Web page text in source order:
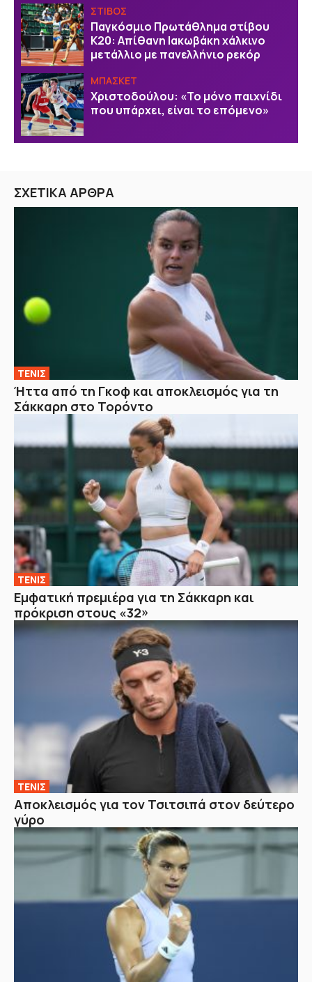
ΣΤΙΒΟΣ
Παγκόσμιο Πρωτάθλημα στίβου
Κ20: Απίθανη Ιακωβάκη χάλκινο
μετάλλιο με πανελλήνιο ρεκόρ
ΜΠΑΣΚΕΤ
Χριστοδούλου: «Το μόνο παιχνίδι
που υπάρχει, είναι το επόμενο»
ΣΧΕΤΙΚΑ ΑΡΘΡΑ
ΤΕΝΙΣ
Ήττα από τη Γκοφ και αποκλεισμός για τη
Σάκκαρη στο Τορόντο
ΤΕΝΙΣ
Εμφατική πρεμιέρα για τη Σάκκαρη και
πρόκριση στους «32»
ΤΕΝΙΣ
Αποκλεισμός για τον Τσιτσιπά στον δεύτερο
γύρο